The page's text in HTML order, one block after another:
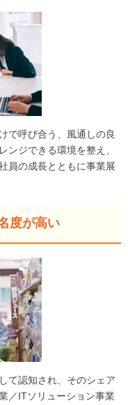
で呼び合う、風通しの良
ンジできる環境を整え、
員の成長とともに事業展
度が高い
て認知され、そのシェア
／ITソリューション事業